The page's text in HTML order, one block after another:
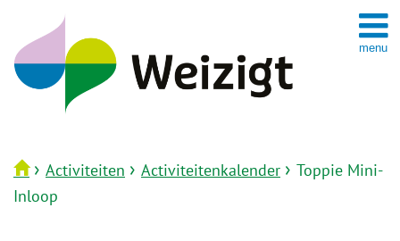
naar
inhoud
› Activiteiten › Activiteitenkalender › Toppie Mini-
Inloop